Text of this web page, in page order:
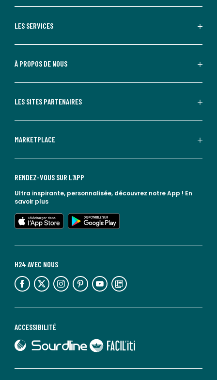
LES SERVICES
À PROPOS DE NOUS
LES SITES PARTENAIRES
MARKETPLACE
ACCESSIBILITÉ
lien vers Sourdline
lien vers Faciliti
H24 AVEC NOUS
lien vers l'espace réseaux sociaux lien vers l'espace réseaux sociaux lien vers l'espace réseaux sociaux lien vers l'espace réseaux sociaux lien vers l'espace réseaux sociaux lien vers le blog la redoute
RENDEZ-VOUS SUR L'APP
Ultra inspirante, personnalisée, découvrez notre App ! En
savoir plus
lien vers l'app store
lien vers google play